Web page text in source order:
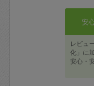
安
レビュ
化」に
安心・